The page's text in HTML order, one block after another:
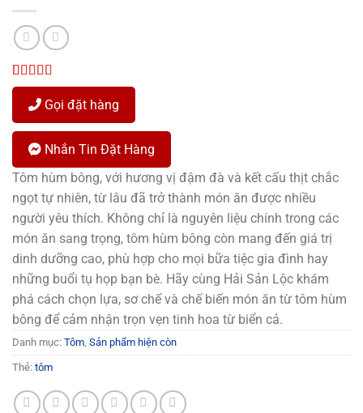
4.00trên
5 dựa trên
1
đánh giá
Gọi đặt hàng
Nhắn Tin Đặt Hàng
Tôm hùm bông, với hương vị đậm đà và kết cấu thịt chắc
ngọt tự nhiên, từ lâu đã trở thành món ăn được nhiều
người yêu thích. Không chỉ là nguyên liệu chính trong các
món ăn sang trọng, tôm hùm bông còn mang đến giá trị
dinh dưỡng cao, phù hợp cho mọi bữa tiệc gia đình hay
những buổi tụ họp bạn bè. Hãy cùng Hải Sản Lộc khám
phá cách chọn lựa, sơ chế và chế biến món ăn từ tôm hùm
bông để cảm nhận trọn vẹn tinh hoa từ biển cả.
Danh mục: Tôm Sản phẩm hiện còn
Thẻ: tôm